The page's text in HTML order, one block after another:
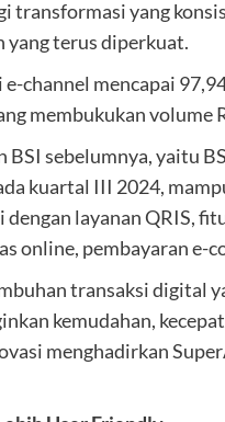
yang
yang terus diperkuat.
channel mencapai
membukukan
sebelumnya, yaitu
kuartal III 2024,
layanan QRIS,
online, pembayaran e-
transaksi digital
kemudahan,
menghadirkan